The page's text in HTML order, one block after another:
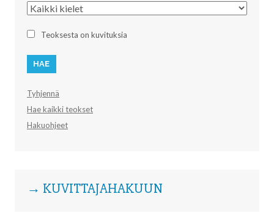
Kieli
Teoksesta on kuvituksia
Tyhjennä
Hae kaikki teokset
Hakuohjeet
→ KUVITTAJAHAKUUN